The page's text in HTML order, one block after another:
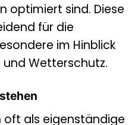
optimiert sind. Diese
für die
im Hinblick
Wetterschutz.
oft als eigenständige